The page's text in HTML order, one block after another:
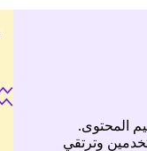
المحتوى.
وترتقي